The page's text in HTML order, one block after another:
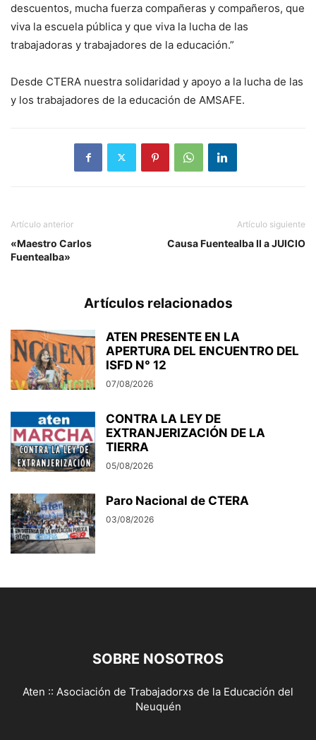
descuentos, mucha fuerza compañeras y compañeros, que
viva la escuela pública y que viva la lucha de las
trabajadoras y trabajadores de la educación.”
Desde CTERA nuestra solidaridad y apoyo a la lucha de las
y los trabajadores de la educación de AMSAFE.
Artículo anterior
«Maestro Carlos
Fuentealba»
Artículo siguiente
Causa Fuentealba II a JUICIO
Artículos relacionados
ATEN PRESENTE EN LA
APERTURA DEL ENCUENTRO DEL
ISFD N° 12
07/08/2026
CONTRA LA LEY DE
EXTRANJERIZACIÓN DE LA
TIERRA
05/08/2026
Paro Nacional de CTERA
03/08/2026
SOBRE NOSOTROS
Aten :: Asociación de Trabajadorxs de la Educación del
Neuquén